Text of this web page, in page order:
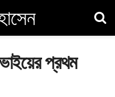
প্রথম